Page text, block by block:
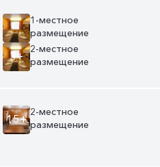
1-местное
размещение
3+
2-местное
размещение
15+
2-местное
размещение